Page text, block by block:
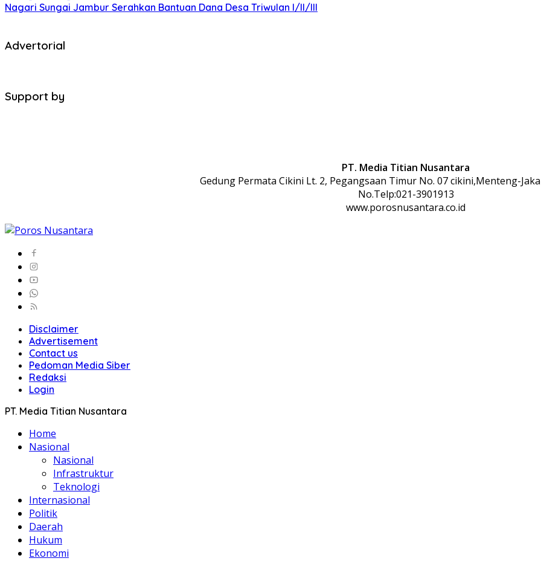
Nagari Sungai Jambur Serahkan Bantuan Dana Desa Triwulan I/II/III
Advertorial
Support by
PT. Media Titian Nusantara
Gedung Permata Cikini Lt. 2, Pegangsaan Timur No. 07 cikini,Menteng-
No.Telp:021-3901913
www.porosnusantara.co.id
Disclaimer
Advertisement
Contact us
Pedoman Media Siber
Redaksi
Login
PT. Media Titian Nusantara
Home
Nasional
Nasional
Infrastruktur
Teknologi
Internasional
Politik
Daerah
Hukum
Ekonomi